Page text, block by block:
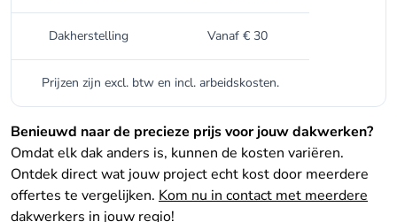
Dakherstelling Vanaf € 30
Prijzen zijn excl. btw en incl. arbeidskosten.
Benieuwd naar de precieze prijs voor jouw dakwerken?
Omdat elk dak anders is, kunnen de kosten variëren.
Ontdek direct wat jouw project echt kost door meerdere
offertes te vergelijken. Kom nu in contact met meerdere
dakwerkers in jouw regio!